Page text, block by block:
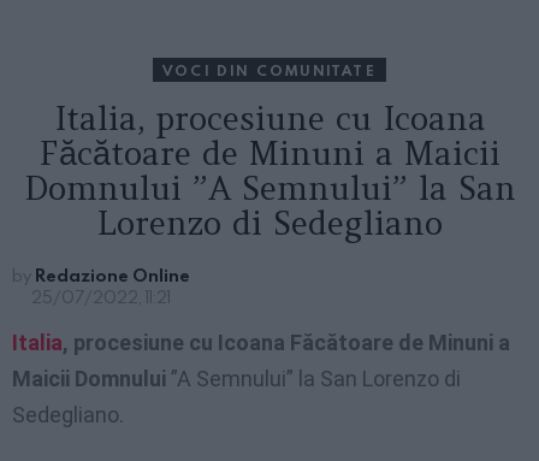
VOCI DIN COMUNITATE
Italia, procesiune cu Icoana
Făcătoare de Minuni a Maicii
Domnului ”A Semnului” la San
Lorenzo di Sedegliano
by Redazione Online
25/07/2022, 11:21
Italia, procesiune cu Icoana Făcătoare de Minuni a
Maicii Domnului ”A Semnului” la San Lorenzo di
Sedegliano.